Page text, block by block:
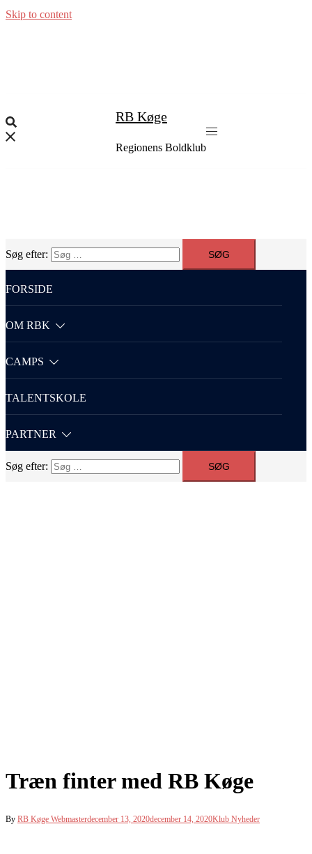
Skip to content
RB Køge
Regionens Boldklub
Søg efter:
FORSIDE
OM RBK
CAMPS
TALENTSKOLE
PARTNER
Søg efter:
Træn finter med RB Køge
By RB Køge Webmasterdecember 13, 2020december 14, 2020Klub Nyheder